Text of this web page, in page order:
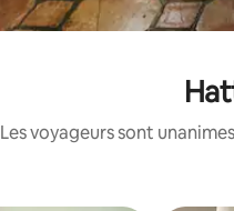
Les voyageurs sont